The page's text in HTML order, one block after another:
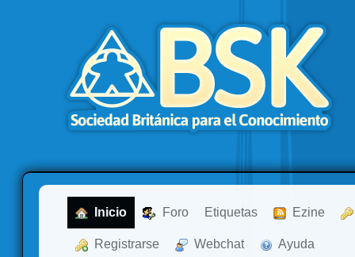
Inicio Foro Etiquetas Ezine
Registrarse Webchat Ayuda